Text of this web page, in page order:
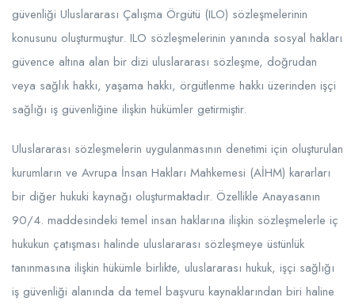
güvenliği Uluslararası Çalışma Örgütü (ILO) sözleşmelerinin
konusunu oluşturmuştur. ILO sözleşmelerinin yanında sosyal hakları
güvence altına alan bir dizi uluslararası sözleşme, doğrudan
veya sağlık hakkı, yaşama hakkı, örgütlenme hakkı üzerinden işçi
sağlığı iş güvenliğine ilişkin hükümler getirmiştir.
Uluslararası sözleşmelerin uygulanmasının denetimi için oluşturulan
kurumların ve Avrupa İnsan Hakları Mahkemesi (AİHM) kararları
bir diğer hukuki kaynağı oluşturmaktadır. Özellikle Anayasanın
90/4. maddesindeki temel insan haklarına ilişkin sözleşmelerle iç
hukukun çatışması halinde uluslararası sözleşmeye üstünlük
tanınmasına ilişkin hükümle birlikte, uluslararası hukuk, işçi sağlığı
iş güvenliği alanında da temel başvuru kaynaklarından biri haline